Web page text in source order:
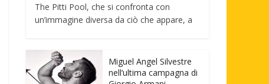
The Pitti Pool, che si confronta con
un’immagine diversa da ciò che appare, a
Miguel Angel Silvestre
nell’ultima campagna di